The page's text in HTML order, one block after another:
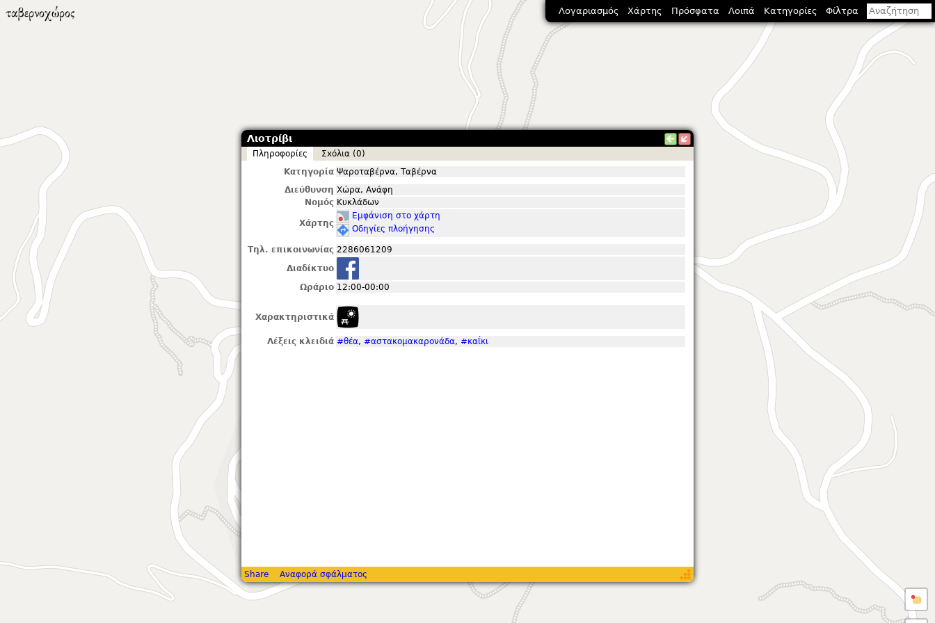
Λιοτρίβι
Πληροφορίες
Σxόλια (0)
Κατηγορία Ψαροταβέρνα, Ταβέρνα
Διεύθυνση Χώρα, Ανάφη
Νομός Κυκλάδων
Χάρτης
Εμφάνιση στο χάρτη
Οδηγίες πλοήγησης
Τηλ. επικοινωνίας 2286061209
Διαδίκτυο
Ωράριο 12:00-00:00
Χαρακτηριστικά
Λέξεις κλειδιά #θέα, #αστακομακαρονάδα, #καΐκι
Share Αναφορά σφάλματος
Λογαριασμός Χάρτης Πρόσφατα Λοιπά Κατηγορίες Φίλτρα